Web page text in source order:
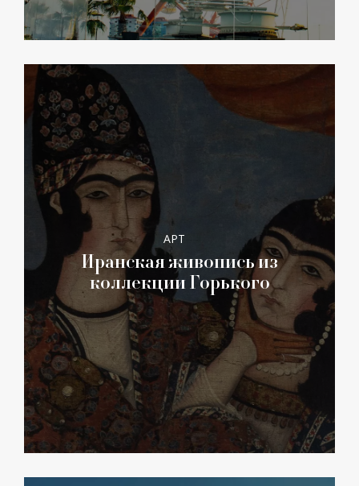
АРТ
Иранская живопись из
коллекции Горького